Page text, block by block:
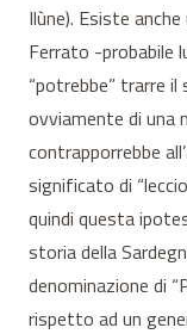
Ilùne). Esiste
Ferrato -probabile
“potrebbe” trarre
ovviamente di una
contrapporrebbe
significato di
quindi questa
storia della
denominazione di
rispetto ad un